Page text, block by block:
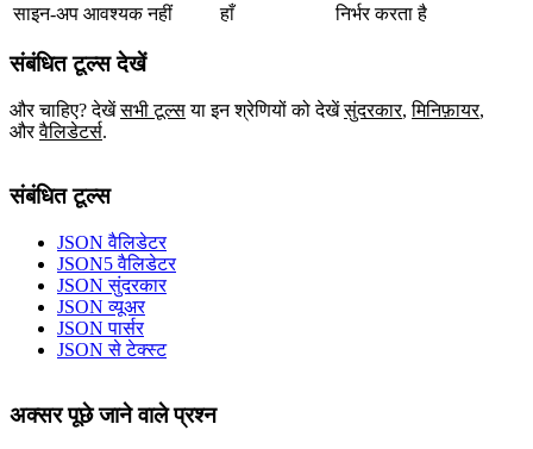
साइन‑अप आवश्यक नहीं
हाँ निर्भर करता है
संबंधित टूल्स देखें
और चाहिए? देखें सभी टूल्स या इन श्रेणियों को देखें सुंदरकार,मिनिफ़ायर,
और वैलिडेटर्स.
संबंधित टूल्स
JSON वैलिडेटर
JSON5 वैलिडेटर
JSON सुंदरकार
JSON व्यूअर
JSON पार्सर
JSON से टेक्स्ट
अक्सर पूछे जाने वाले प्रश्न